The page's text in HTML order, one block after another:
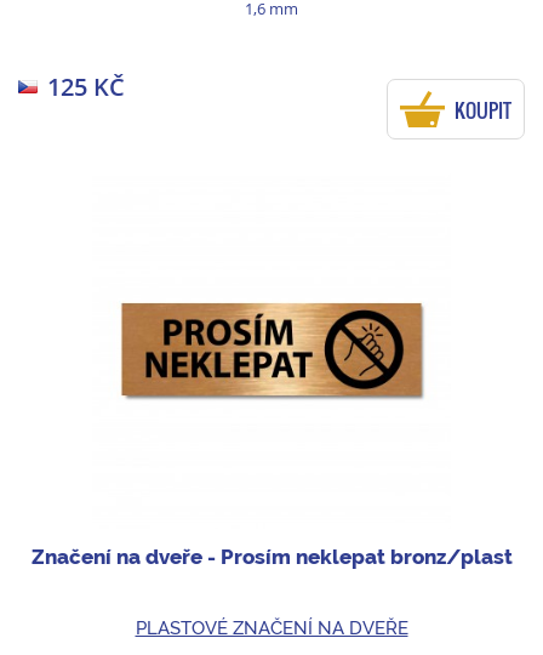
1,6 mm
125 KČ
KOUPIT
Značení na dveře - Prosím neklepat bronz/plast
PLASTOVÉ ZNAČENÍ NA DVEŘE